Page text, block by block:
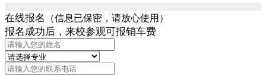
在线报名 （信息已保密，请放心使用）
报名成功后，来校参观可报销车费